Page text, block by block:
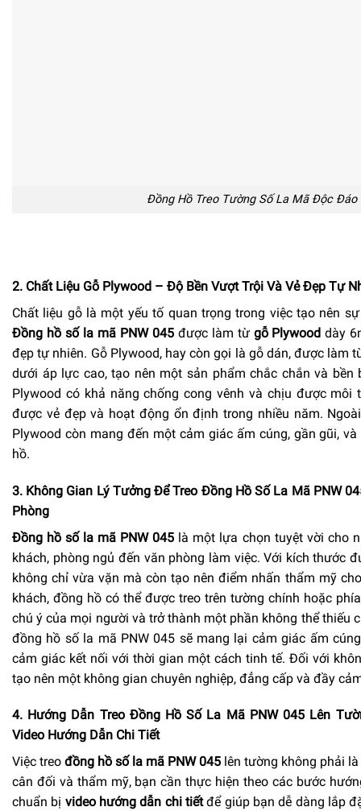
Đồng Hồ Treo Tường Số La Mã Độc Đáo
2. Chất Liệu Gỗ Plywood – Độ Bền Vượt Trội Và Vẻ Đẹp Tự
Chất liệu gỗ là một yếu tố quan trọng trong việc tạo nên
Đồng hồ số la mã PNW 045được làm từ gỗ Plywood dày
đẹp tự nhiên. Gỗ Plywood, hay còn gọi là gỗ dán, được làm
dưới áp lực cao, tạo nên một sản phẩm chắc chắn và
Plywood có khả năng chống cong vênh và chịu được
được vẻ đẹp và hoạt động ổn định trong nhiều năm.
Plywood còn mang đến một cảm giác ấm cúng, gần gũi,
hồ.
3. Không Gian Lý Tưởng Để Treo Đồng Hồ Số La Mã PNW
Phòng
Đồng hồ số la mã PNW 045 là một lựa chọn tuyệt vời cho
khách, phòng ngủ đến văn phòng làm việc. Với kích thước
không chỉ vừa vặn mà còn tạo nên điểm nhấn thẩm mỹ
khách, đồng hồ có thể được treo trên tường chính hoặc
chú ý của mọi người và trở thành một phần không thể thiếu
đồng hồ số la mã PNW 045 sẽ mang lại cảm giác ấm
cảm giác kết nối với thời gian một cách tinh tế. Đối với
tạo nên một không gian chuyên nghiệp, đẳng cấp và đầy
4. Hướng Dẫn Treo Đồng Hồ Số La Mã PNW 045 Lên
Video Hướng Dẫn Chi Tiết
Việc treo đồng hồ số la mã PNW 045 lên tường không phải
cân đối và thẩm mỹ, bạn cần thực hiện theo các bước
chuẩn bị video hướng dẫn chi tiếtđể giúp bạn dễ dàng lắp